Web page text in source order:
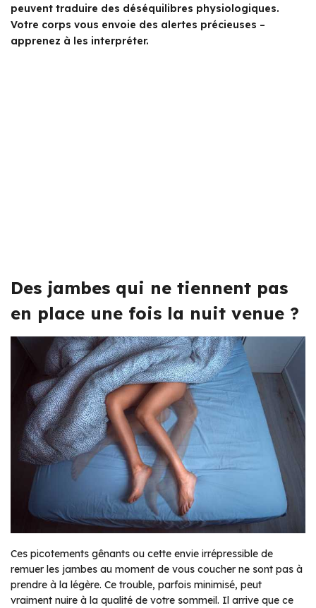
peuvent traduire des déséquilibres physiologiques.
Votre corps vous envoie des alertes précieuses –
apprenez à les interpréter.
Des jambes qui ne tiennent pas
en place une fois la nuit venue ?
Ces picotements gênants ou cette envie irrépressible de
remuer les jambes au moment de vous coucher ne sont pas à
prendre à la légère. Ce trouble, parfois minimisé, peut
vraiment nuire à la qualité de votre sommeil. Il arrive que ce